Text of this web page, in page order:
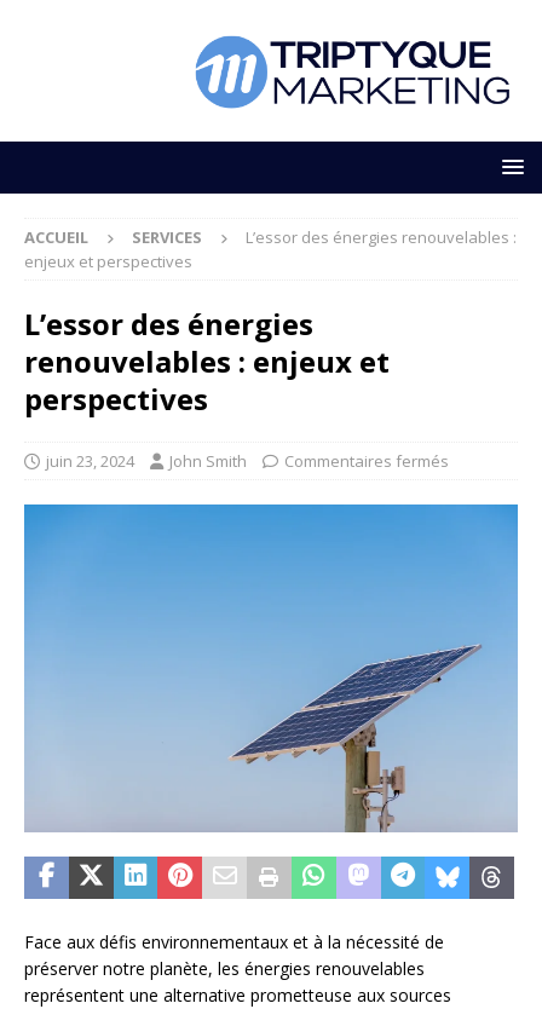
ACCUEIL SERVICES
L’essor des énergies renouvelables :
enjeux et perspectives
L’essor des énergies
renouvelables : enjeux et
perspectives
juin 23, 2024 John Smith Commentaires fermés
Face aux défis environnementaux et à la nécessité de
préserver notre planète, les énergies renouvelables
représentent une alternative prometteuse aux sources